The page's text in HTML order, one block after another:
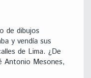
de dibujos
y vendía sus
de Lima. ¿De
Antonio Mesones,